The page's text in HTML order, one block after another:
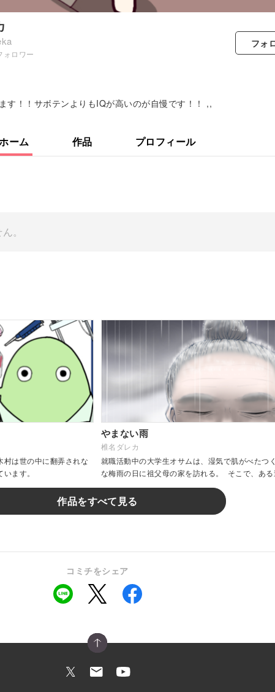
ォロワー
フォ
す！！サボテンよりもIQが高いのが自慢です！！ ,,
ーム 作品 プロフィール
。
村は世の中に翻弄されな
ます。
やまない雨
椎名ダレカ
就職活動中の大学生オサムは、湿気で肌がべたつ
な梅雨の日に祖父母の家を訪れる。 そこで、ある
&n...
作品をすべて見る
コミチをシェア